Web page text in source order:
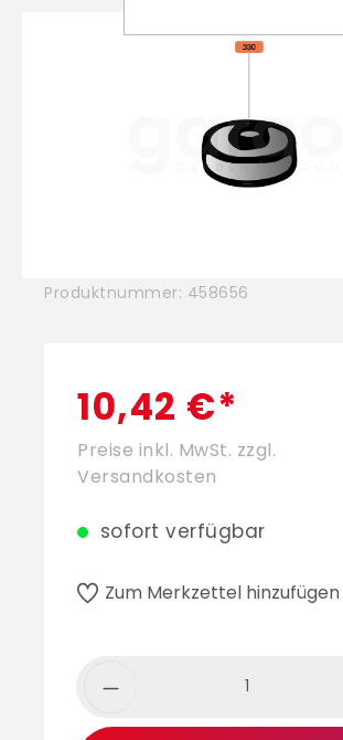
Produktnummer: 458656
10,42 €*
Preise inkl. MwSt. zzgl.
Versandkosten
sofort verfügbar
Zum Merkzettel hinzufügen